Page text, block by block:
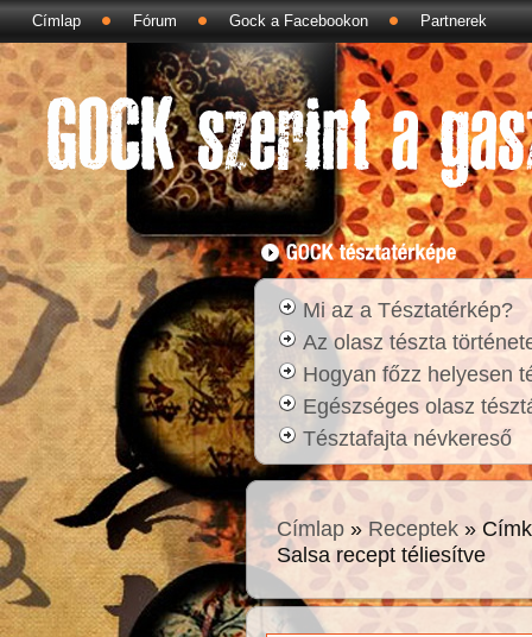
Címlap Fórum Gock a Facebookon Partnerek
Mi az a Tésztatérkép?
Az olasz tészta
Hogyan főzz helyesen
Egészséges olasz
Tésztafajta névkereső
Címlap » Receptek »
Salsa recept téliesítve